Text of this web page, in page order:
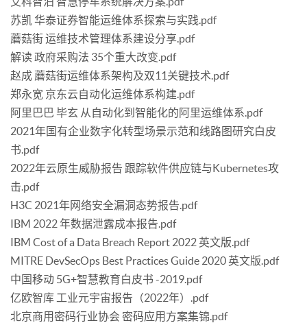
苏凯 华泰证券智能运维体系探索与实践.pdf
蘑菇街 运维技术管理体系建设分享.pdf
解读 政府采购法 35个重大改变.pdf
赵成 蘑菇街运维体系架构及双11关键技术.pdf
郑永宽 京东云自动化运维体系构建.pdf
阿里巴巴 毕玄 从自动化到智能化的阿里运维体系.pdf
2021年国有企业数字化转型场景示范和线路图研究白皮
书.pdf
2022年云原生威胁报告 跟踪软件供应链与Kubernetes攻
击.pdf
H3C 2021年网络安全漏洞态势报告.pdf
IBM 2022 年数据泄露成本报告.pdf
IBM Cost of a Data Breach Report 2022 英文版.pdf
MITRE DevSecOps Best Practices Guide 2020 英文版.pdf
中国移动 5G+智慧教育白皮书 -2019.pdf
亿欧智库 工业元宇宙报告（2022年）.pdf
北京商用密码行业协会 密码应用方案集锦.pdf